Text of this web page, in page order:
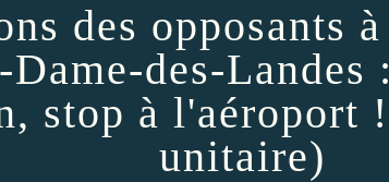
des opposants
des-Landes
stop à l'aéroport
unitaire)